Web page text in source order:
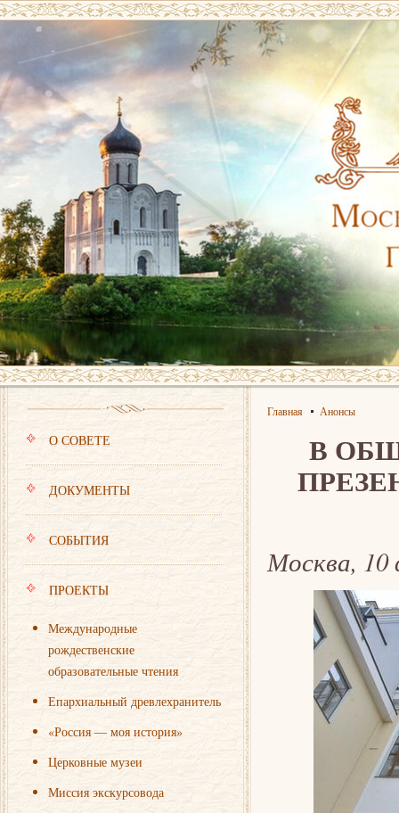
О СОВЕТЕ
ДОКУМЕНТЫ
СОБЫТИЯ
ПРОЕКТЫ
Международные
рождественские
образовательные чтения
Епархиальный древлехранитель
«Россия — моя история»
Церковные музеи
Миссия экскурсовода
Главная Анонсы
В
Москва, 10